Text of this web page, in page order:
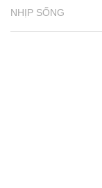
NHỊP SỐNG